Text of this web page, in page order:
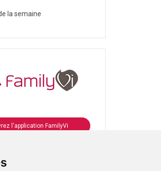
la semaine
l'application FamilyVi